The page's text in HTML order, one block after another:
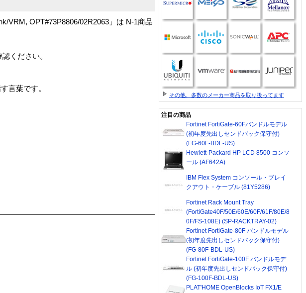
VRM, OPT#73P8806/02R2063」は N-1商品
ください。
言葉です。
その他、多数のメーカー商品を取り扱ってます
注目の商品
Fortinet FortiGate-60Fバンドルモデル
(初年度先出しセンドバック保守付)
(FG-60F-BDL-US)
Hewlett-Packard HP LCD 8500 コンソ
ール (AF642A)
IBM Flex System コンソール・ブレイ
クアウト・ケーブル (81Y5286)
Fortinet Rack Mount Tray
(FortiGate40F/50E/60E/60F/61F/80E/8
0F/FS-108E) (SP-RACKTRAY-02)
Fortinet FortiGate-80F バンドルモデル
(初年度先出しセンドバック保守付)
(FG-80F-BDL-US)
Fortinet FortiGate-100F バンドルモデ
ル (初年度先出しセンドバック保守付)
(FG-100F-BDL-US)
PLAT'HOME OpenBlocks IoT FX1/E